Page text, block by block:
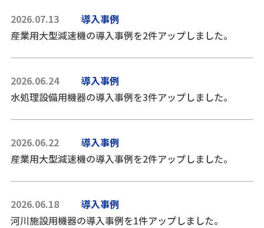
2026.07.13
導入事例
産業用大型減速機の導入事例を2件アップしました。
2026.06.24
導入事例
水処理設備用機器の導入事例を3件アップしました。
2026.06.22
導入事例
産業用大型減速機の導入事例を2件アップしました。
2026.06.18
導入事例
河川施設用機器の導入事例を1件アップしました。